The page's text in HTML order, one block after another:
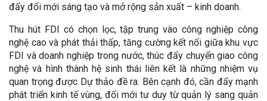
đẩy đổi mới sáng tạo và mở rộng sản xuất – kinh doanh.
Thu hút FDI có chọn lọc, tập trung vào công nghiệp công
nghệ cao và phát thải thấp, tăng cường kết nối giữa khu vực
FDI và doanh nghiệp trong nước, thúc đẩy chuyển giao công
nghệ và hình thành hệ sinh thái liên kết là những nhiệm vụ
quan trọng được Dự thảo đề ra. Bên cạnh đó, cần đẩy mạnh
phát triển kinh tế vùng, đổi mới tư duy từ quản lý sang quản